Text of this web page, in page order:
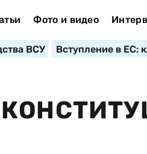
Фото и видео
ВСУ Вступление в ЕС: